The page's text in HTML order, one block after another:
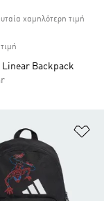
χαμηλότερη τιμή
Linear Backpack
Λίστα Επιθυμιών